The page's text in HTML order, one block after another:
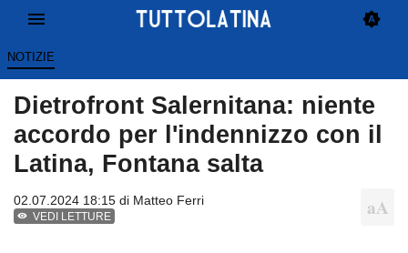
NOTIZIE
Dietrofront Salernitana: niente
accordo per l'indennizzo con il
Latina, Fontana salta
02.07.2024 18:15 di Matteo Ferri
VEDI LETTURE